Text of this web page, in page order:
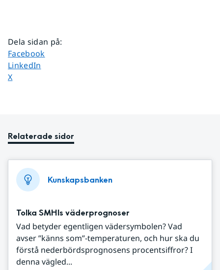
Dela sidan på:
Dela sidan på
Facebook
Dela sidan på
LinkedIn
Dela sidan på
X
Relaterade sidor
Kunskapsbanken
Tolka SMHIs väderprognoser
Vad betyder egentligen vädersymbolen? Vad
avser ”känns som”-temperaturen, och hur ska du
förstå nederbördsprognosens procentsiffror? I
denna vägled...